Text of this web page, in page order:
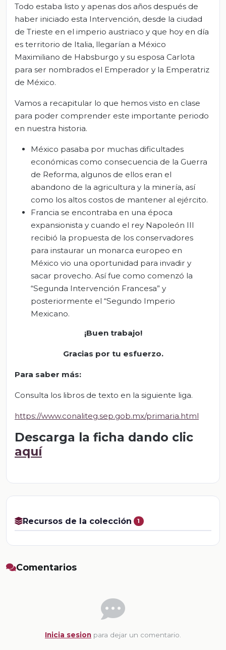
Todo estaba listo y apenas dos años después de
haber iniciado esta Intervención, desde la ciudad
de Trieste en el imperio austriaco y que hoy en día
es territorio de Italia, llegarían a México
Maximiliano de Habsburgo y su esposa Carlota
para ser nombrados el Emperador y la Emperatriz
de México.
Vamos a recapitular lo que hemos visto en clase
para poder comprender este importante periodo
en nuestra historia.
México pasaba por muchas dificultades
económicas como consecuencia de la Guerra
de Reforma, algunos de ellos eran el
abandono de la agricultura y la minería, así
como los altos costos de mantener al ejército.
Francia se encontraba en una época
expansionista y cuando el rey Napoleón III
recibió la propuesta de los conservadores
para instaurar un monarca europeo en
México vio una oportunidad para invadir y
sacar provecho. Así fue como comenzó la
“Segunda Intervención Francesa” y
posteriormente el “Segundo Imperio
Mexicano.
¡Buen trabajo!
Gracias por tu esfuerzo.
Para saber más:
Consulta los libros de texto en la siguiente liga.
https://www.conaliteg.sep.gob.mx/primaria.html
Descarga la ficha dando clic
aquí
Recursos de la colección 1
Comentarios
Inicia sesion para dejar un comentario.